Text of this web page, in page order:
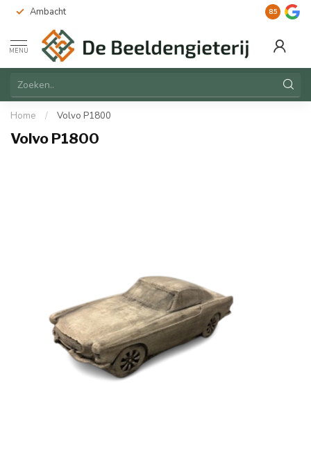
Ambacht Duurzaam
8.5
MENU
Home / Volvo P1800
Volvo P1800